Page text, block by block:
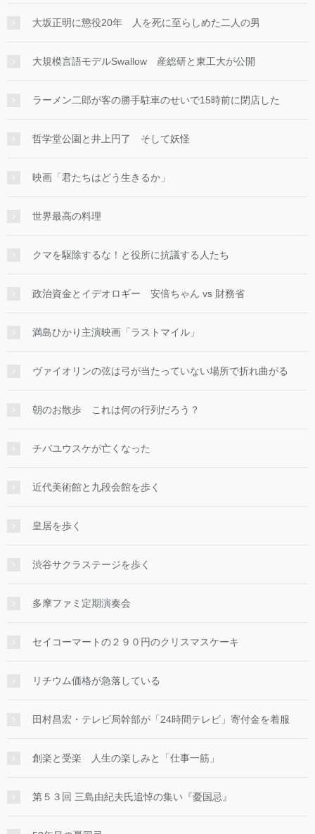
大坂正明に懲役20年 人を死に至らしめた二人の男
大規模言語モデルSwallow 産総研と東工大が公開
ラーメン二郎が客の勝手駐車のせいで15時前に閉店した
哲学堂公園と井上円了 そして妖怪
映画「君たちはどう生きるか」
世界最高の料理
クマを駆除するな！と役所に抗議する人たち
政治資金とイデオロギー 安倍ちゃん vs 財務省
満島ひかり主演映画「ラストマイル」
ヴァイオリンの弦は弓が当たっていない場所で折れ曲がる
朝のお散歩 これは何の行列だろう？
チバユウスケが亡くなった
近代美術館と九段会館を歩く
皇居を歩く
渋谷サクラステージを歩く
多摩ファミ定期演奏会
セイコーマートの２９０円のクリスマスケーキ
リチウム価格が急落している
田村昌宏・テレビ局幹部が「24時間テレビ」寄付金を着服
創楽と受楽 人生の楽しみと「仕事一筋」
第５３回 三島由紀夫氏追悼の集い『憂国忌』